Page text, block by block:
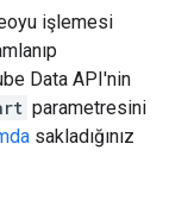
işlemesi
Data API'nin
parametresini
sakladığınız